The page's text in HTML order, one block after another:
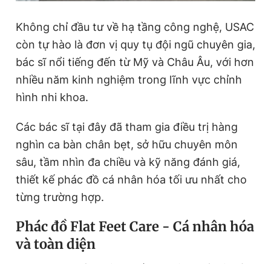
Không chỉ đầu tư về hạ tầng công nghệ, USAC
còn tự hào là đơn vị quy tụ đội ngũ chuyên gia,
bác sĩ nổi tiếng đến từ Mỹ và Châu Âu, với hơn
nhiều năm kinh nghiệm trong lĩnh vực chỉnh
hình nhi khoa.
Các bác sĩ tại đây đã tham gia điều trị hàng
nghìn ca bàn chân bẹt, sở hữu chuyên môn
sâu, tầm nhìn đa chiều và kỹ năng đánh giá,
thiết kế phác đồ cá nhân hóa tối ưu nhất cho
từng trường hợp.
Phác đồ Flat Feet Care - Cá nhân hóa
và toàn diện